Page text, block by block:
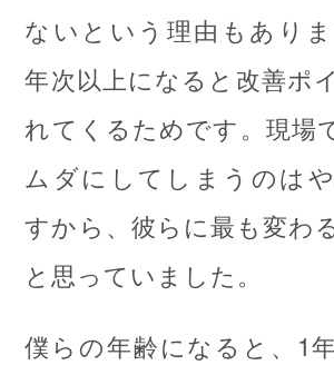
ないという理由もあり
年次以上になると改善ポ
れてくるためです。現場
ムダにしてしまうのは
すから、彼らに最も変わ
と思っていました。
僕らの年齢になると、1